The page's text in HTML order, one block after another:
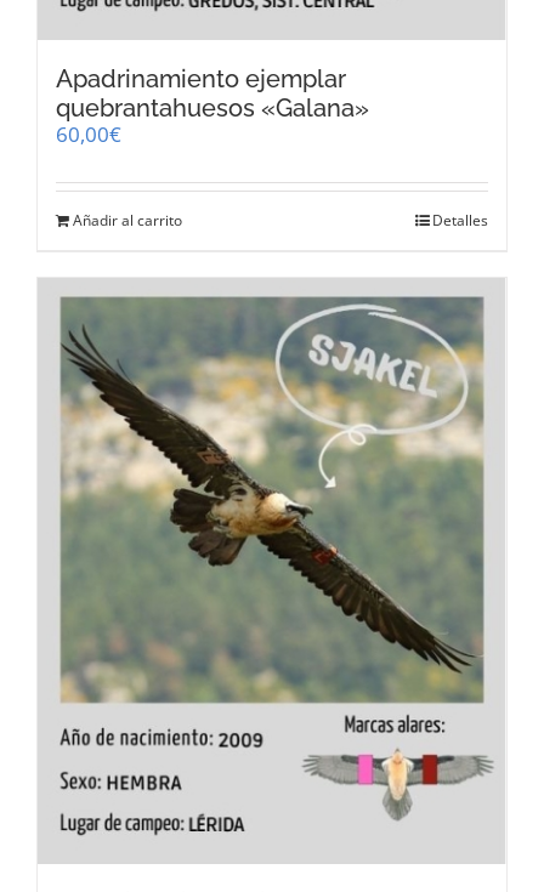
Apadrinamiento ejemplar
quebrantahuesos «Galana»
60,00€
Añadir al carrito Detalles